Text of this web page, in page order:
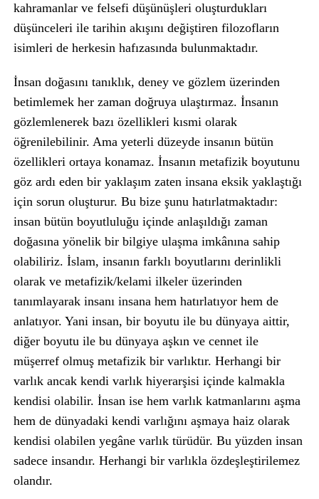
kahramanlar ve felsefi düşünüşleri oluşturdukları
düşünceleri ile tarihin akışını değiştiren filozofların
isimleri de herkesin hafızasında bulunmaktadır.
İnsan doğasını tanıklık, deney ve gözlem üzerinden
betimlemek her zaman doğruya ulaştırmaz. İnsanın
gözlemlenerek bazı özellikleri kısmi olarak
öğrenilebilinir. Ama yeterli düzeyde insanın bütün
özellikleri ortaya konamaz. İnsanın metafizik boyutunu
göz ardı eden bir yaklaşım zaten insana eksik yaklaştığı
için sorun oluşturur. Bu bize şunu hatırlatmaktadır:
insan bütün boyutluluğu içinde anlaşıldığı zaman
doğasına yönelik bir bilgiye ulaşma imkânına sahip
olabiliriz. İslam, insanın farklı boyutlarını derinlikli
olarak ve metafizik/kelami ilkeler üzerinden
tanımlayarak insanı insana hem hatırlatıyor hem de
anlatıyor. Yani insan, bir boyutu ile bu dünyaya aittir,
diğer boyutu ile bu dünyaya aşkın ve cennet ile
müşerref olmuş metafizik bir varlıktır. Herhangi bir
varlık ancak kendi varlık hiyerarşisi içinde kalmakla
kendisi olabilir. İnsan ise hem varlık katmanlarını aşma
hem de dünyadaki kendi varlığını aşmaya haiz olarak
kendisi olabilen yegâne varlık türüdür. Bu yüzden insan
sadece insandır. Herhangi bir varlıkla özdeşleştirilemez
olandır.